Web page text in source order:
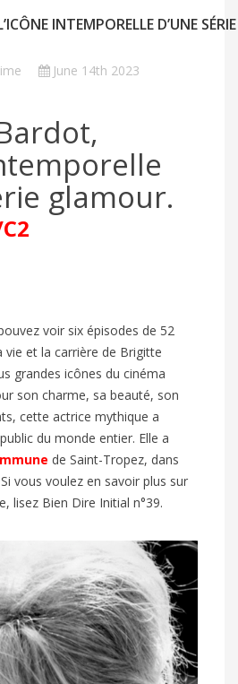
INTEMPORELLE D’UNE SÉRIE
June 14th 2023
glamour.
voir six épisodes de 52
et la carrière de Brigitte
grandes icônes du cinéma
son charme, sa beauté, son
cette actrice mythique a
du monde entier. Elle a
de Saint-Tropez, dans
vous voulez en savoir plus sur
lisez Bien Dire Initial n°39.